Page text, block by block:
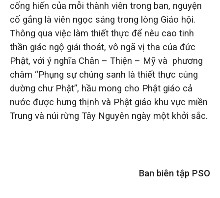
cống hiến của mỗi thành viên trong ban, nguyện
cố gắng là viên ngọc sáng trong lòng Giáo hội.
Thông qua việc làm thiết thực để nêu cao tinh
thần giác ngộ giải thoát, vô ngã vị tha của đức
Phật, với ý nghĩa Chân – Thiện – Mỹ và phương
châm “Phụng sự chúng sanh là thiết thực cúng
dường chư Phật”, hầu mong cho Phật giáo cả
nước được hưng thịnh và Phật giáo khu vực miền
Trung và núi rừng Tây Nguyên ngày một khởi sắc.
Ban biên tập PSO